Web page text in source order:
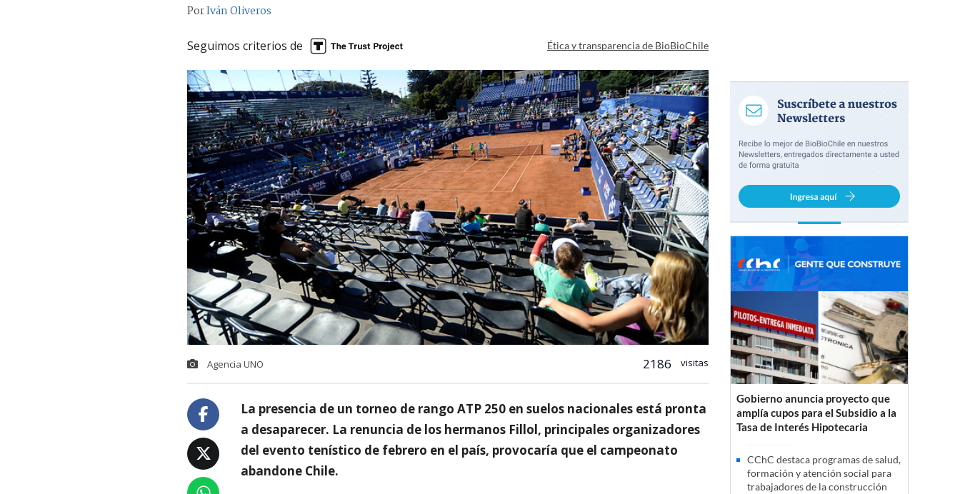
PorIván Oliveros
Seguimos criterios de Ética y transparencia de BioBioChile
Agencia UNO 2186 visitas
La presencia de un torneo de rango ATP 250 en suelos nacionales está pronta
a desaparecer. La renuncia de los hermanos Fillol, principales organizadores
del evento tenístico de febrero en el país, provocaría que el campeonato
abandone Chile.
Gobierno anuncia proyecto que
amplía cupos para el Subsidio a la
Tasa de Interés Hipotecaria
CChC destaca programas de salud,
formación y atención social para
trabajadores de la construcción